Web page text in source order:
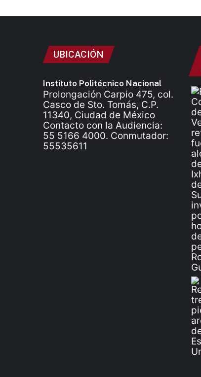
UBICACIÓN
Instituto Politécnico Nacional
Prolongación Carpio 475, col.
Casco de Sto. Tomás, C.P.
11340, Ciudad de México
Contacto con la Audiencia:
55 5166 4000. Conmutador:
55535611